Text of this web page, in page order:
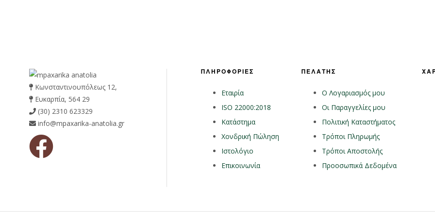
Κωνσταντινουπόλεως 12,
Ευκαρπία, 564 29
(30) 2310 623329
info@mpaxarika-anatolia.gr
ΠΛΗΡΟΦΟΡΙΕΣ
Εταιρία
ISO 22000:2018
Κατάστημα
Χονδρική Πώληση
Ιστολόγιο
Επικοινωνία
ΠΕΛΑΤΗΣ
Ο Λογαριασμός μου
Οι Παραγγελίες μου
Πολιτική Καταστήματος
Τρόποι Πληρωμής
Τρόποι Αποστολής
Προοσωπικά Δεδομένα